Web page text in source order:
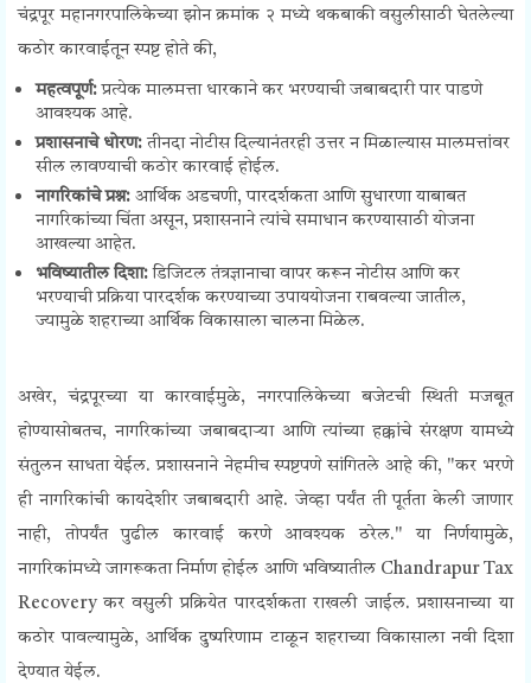
चंद्रपूर महानगरपालिकेच्या झोन क्रमांक २ मध्ये थकबाकी वसुलीसाठी घेतलेल्या
कठोर कारवाईतून स्पष्ट होते की,
महत्वपूर्ण: प्रत्येक मालमत्ता धारकाने कर भरण्याची जबाबदारी पार पाडणे
आवश्यक आहे.
प्रशासनाचे धोरण: तीनदा नोटीस दिल्यानंतरही उत्तर न मिळाल्यास मालमत्तांवर
सील लावण्याची कठोर कारवाई होईल.
नागरिकांचे प्रश्न: आर्थिक अडचणी, पारदर्शकता आणि सुधारणा याबाबत
नागरिकांच्या चिंता असून, प्रशासनाने त्यांचे समाधान करण्यासाठी योजना
आखल्या आहेत.
भविष्यातील दिशा: डिजिटल तंत्रज्ञानाचा वापर करून नोटीस आणि कर
भरण्याची प्रक्रिया पारदर्शक करण्याच्या उपाययोजना राबवल्या जातील,
ज्यामुळे शहराच्या आर्थिक विकासाला चालना मिळेल.
अखेर, चंद्रपूरच्या या कारवाईमुळे, नगरपालिकेच्या बजेटची स्थिती मजबूत
होण्यासोबतच, नागरिकांच्या जबाबदाऱ्या आणि त्यांच्या हक्कांचे संरक्षण यामध्ये
संतुलन साधता येईल. प्रशासनाने नेहमीच स्पष्टपणे सांगितले आहे की, "कर भरणे
ही नागरिकांची कायदेशीर जबाबदारी आहे. जेव्हा पर्यंत ती पूर्तता केली जाणार
नाही, तोपर्यंत पुढील कारवाई करणे आवश्यक ठरेल."या निर्णयामुळे,
नागरिकांमध्ये जागरूकता निर्माण होईल आणि भविष्यातील Chandrapur Tax
Recovery कर वसुली प्रक्रियेत पारदर्शकता राखली जाईल. प्रशासनाच्या या
कठोर पावल्यामुळे, आर्थिक दुष्परिणाम टाळून शहराच्या विकासाला नवी दिशा
देण्यात येईल.